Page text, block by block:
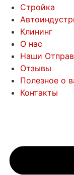
Стройка
Клининг
О нас
Наши
Отзывы
Полезное о
Контакты